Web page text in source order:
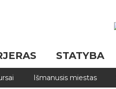
STATYBA
Išmanusis miestas